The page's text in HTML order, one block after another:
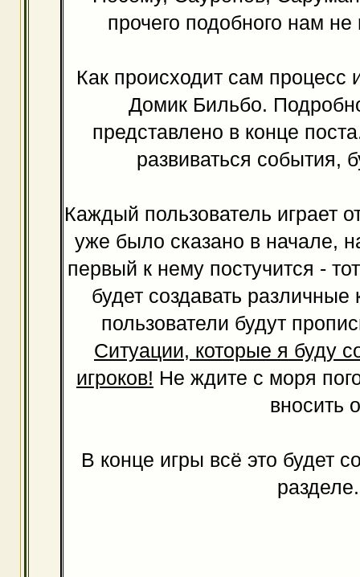
прочего подобного нам
Как происходит сам процесс
Домик Бильбо.
представлено в конце
развиваться события,
Каждый пользователь играет
уже было сказано в начале,
первый к нему постучится -
будет создавать
пользователи будут
Ситуации, которые я буду
игроков! Не ждите с моря
вносить
В конце игры всё это будет